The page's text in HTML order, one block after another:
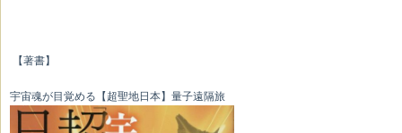
【著書】
宇宙魂が目覚める【超聖地日本】量子遠隔旅